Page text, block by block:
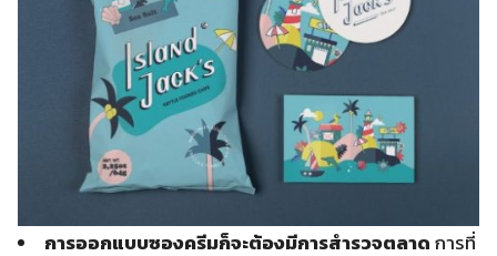
การออกแบบซองครีมก็จะต้องมีการสำรวจตลาดการที่